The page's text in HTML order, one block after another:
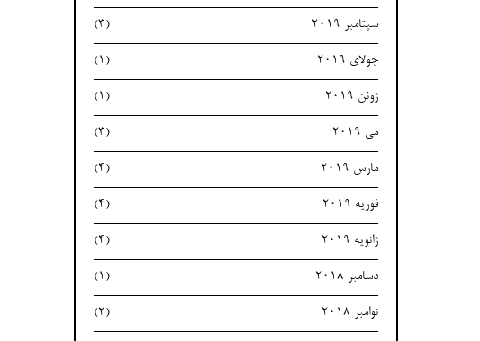
سپتامبر 2019 (3)
جولای 2019 (1)
ژوئن 2019 (1)
می 2019 (3)
مارس 2019 (4)
فوریه 2019 (4)
ژانویه 2019 (4)
دسامبر 2018 (1)
نوامبر 2018 (2)